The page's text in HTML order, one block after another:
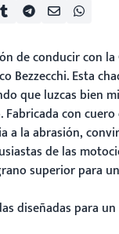
de conducir con la
Bezzecchi. Esta
que luzcas bien
con
a la abrasión,
de las
superior para
diseñadas para